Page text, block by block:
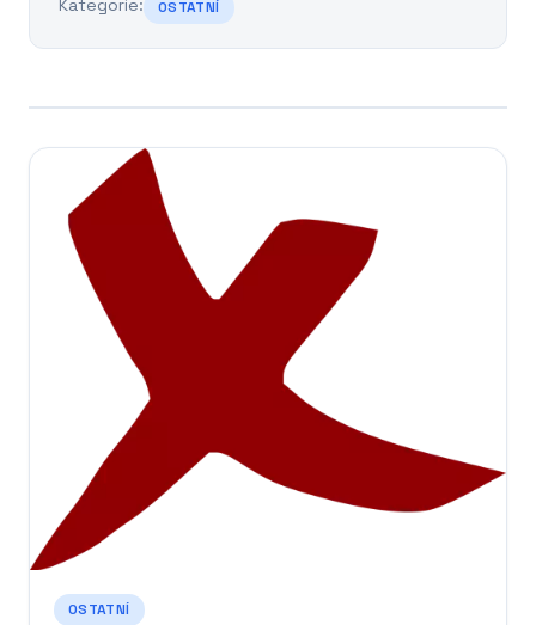
Kategorie: OSTATNÍ
OSTATNÍ